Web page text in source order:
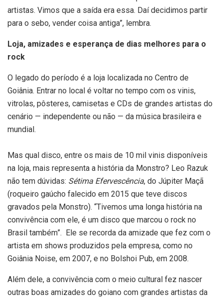
artistas. Vimos que a saída era essa. Daí decidimos partir
para o sebo, vender coisa antiga”, lembra.
Loja, amizades e esperança de dias melhores para o
rock
O legado do período é a loja localizada no Centro de
Goiânia. Entrar no local é voltar no tempo com os vinis,
vitrolas, pôsteres, camisetas e CDs de grandes artistas do
cenário — independente ou não — da música brasileira e
mundial.
Mas qual disco, entre os mais de 10 mil vinis disponíveis
na loja, mais representa a história da Monstro? Leo Razuk
não tem dúvidas: Sétima Efervescência, do Júpiter Maçã
(roqueiro gaúcho falecido em 2015 que teve discos
gravados pela Monstro). “Tivemos uma longa história na
convivência com ele, é um disco que marcou o rock no
Brasil também”. Ele se recorda da amizade que fez com o
artista em shows produzidos pela empresa, como no
Goiânia Noise, em 2007, e no Bolshoi Pub, em 2008.
Além dele, a convivência com o meio cultural fez nascer
outras boas amizades do goiano com grandes artistas da